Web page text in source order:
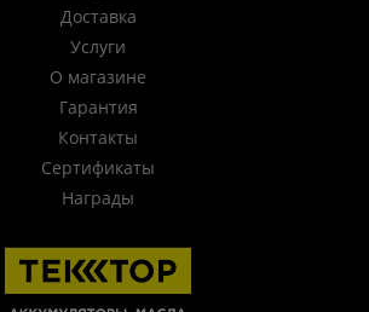
Доставка
Услуги
О магазине
Гарантия
Контакты
Сертификаты
Награды